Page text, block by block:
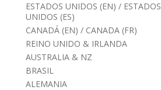
ESTADOS UNIDOS (EN) / ESTADOS
UNIDOS (ES)
CANADÁ (EN) / CANADA (FR)
REINO UNIDO & IRLANDA
AUSTRALIA & NZ
BRASIL
ALEMANIA